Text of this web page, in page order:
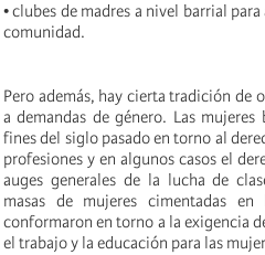
• clubes de madres a nivel barrial
comunidad.
Pero además, hay cierta tradición de
a demandas de género. Las mujeres
fines del siglo pasado en torno al
profesiones y en algunos casos el
auges generales de la lucha de
masas de mujeres cimentadas
conformaron en torno a la exigencia
el trabajo y la educación para las